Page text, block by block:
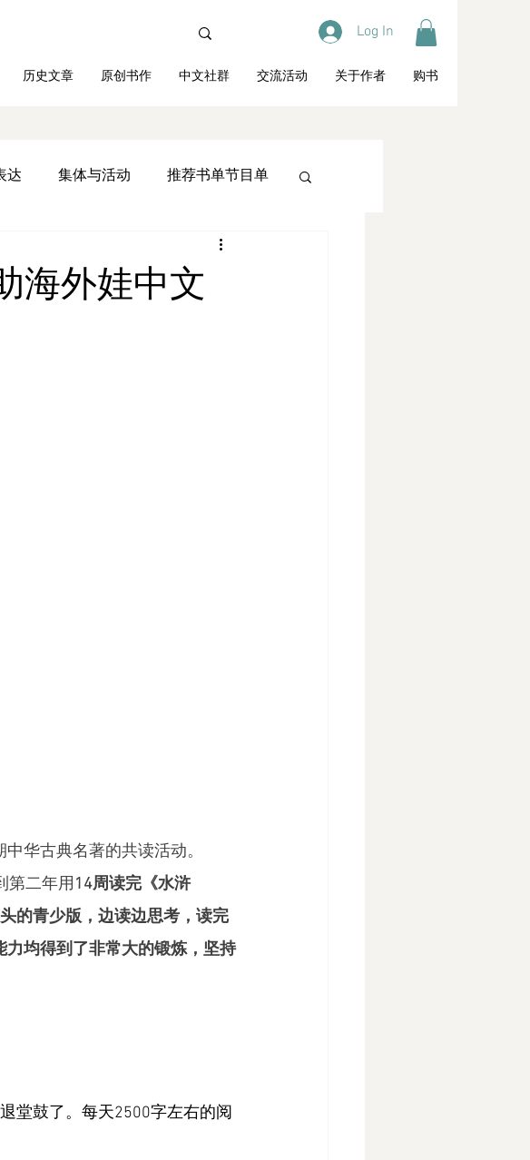
Log In
历史文章 原创书作 中文社群 交流活动 关于作者 购书
达 集体与活动 推荐书单节目单
访谈专栏
海外娃中文
华古典名著的共读活动。
第二年用14周读完《水浒
的青少版，边读边思考，读完
力均得到了非常大的锻炼，坚持
堂鼓了。每天2500字左右的阅